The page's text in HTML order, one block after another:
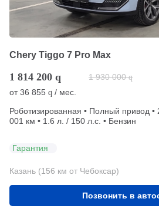
Chery Tiggo 7 Pro Max
1 814 200 q 1 930 000 q
от36 855 q / мес.
Роботизированная • Полный привод •
001 км • 1.6 л. / 150 л.с. • Бензин
Гарантия
Казань (156 км от Чебоксар)
Позвонить в